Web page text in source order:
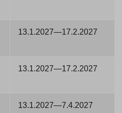
13.1.2027—17.2.2027
13.1.2027—17.2.2027
13.1.2027—7.4.2027